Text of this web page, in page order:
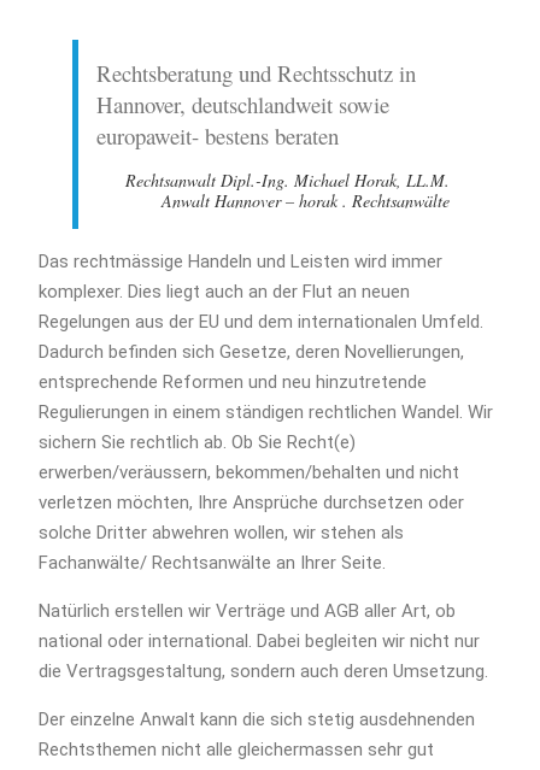
Rechtsberatung und Rechtsschutz in
Hannover, deutschlandweit sowie
europaweit- bestens beraten
Rechtsanwalt Dipl.-Ing. Michael Horak, LL.M.
Anwalt Hannover – horak . Rechtsanwälte
Das rechtmässige Handeln und Leisten wird immer
komplexer. Dies liegt auch an der Flut an neuen
Regelungen aus der EU und dem internationalen Umfeld.
Dadurch befinden sich Gesetze, deren Novellierungen,
entsprechende Reformen und neu hinzutretende
Regulierungen in einem ständigen rechtlichen Wandel. Wir
sichern Sie rechtlich ab. Ob Sie Recht(e)
erwerben/veräussern, bekommen/behalten und nicht
verletzen möchten, Ihre Ansprüche durchsetzen oder
solche Dritter abwehren wollen, wir stehen als
Fachanwälte/ Rechtsanwälte an Ihrer Seite.
Natürlich erstellen wir Verträge und AGB aller Art, ob
national oder international. Dabei begleiten wir nicht nur
die Vertragsgestaltung, sondern auch deren Umsetzung.
Der einzelne Anwalt kann die sich stetig ausdehnenden
Rechtsthemen nicht alle gleichermassen sehr gut